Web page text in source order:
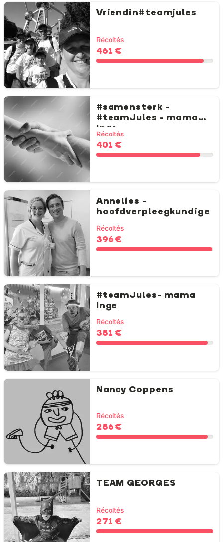
Vriendin#teamjules
Récoltés
461 €
#samensterk -
#teamJules - mama
Inge
Récoltés
401 €
Annelies -
hoofdverpleegkundige
Récoltés
396 €
#teamJules- mama
Inge
Récoltés
381 €
Nancy Coppens
Récoltés
286 €
TEAM GEORGES
Récoltés
271 €